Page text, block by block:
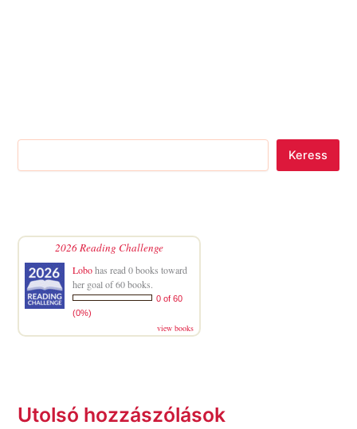
Keress
2026 Reading Challenge
Lobohas read 0 books toward
her goal of 60 books.
0 of 60
(0%)
view books
Utolsó hozzászólások